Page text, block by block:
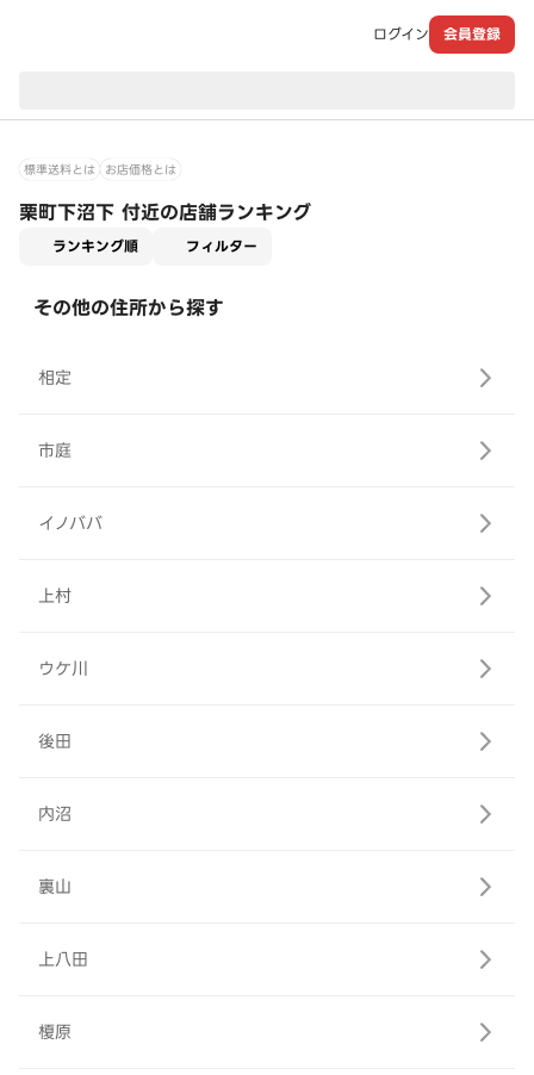
ログイン 会員登録
標準送料とは お店価格とは
栗町下沼下 付近の店舗ランキング
ランキング順 フィルター
その他の住所から探す
相定
市庭
イノババ
上村
ウケ川
後田
内沼
裏山
上八田
榎原